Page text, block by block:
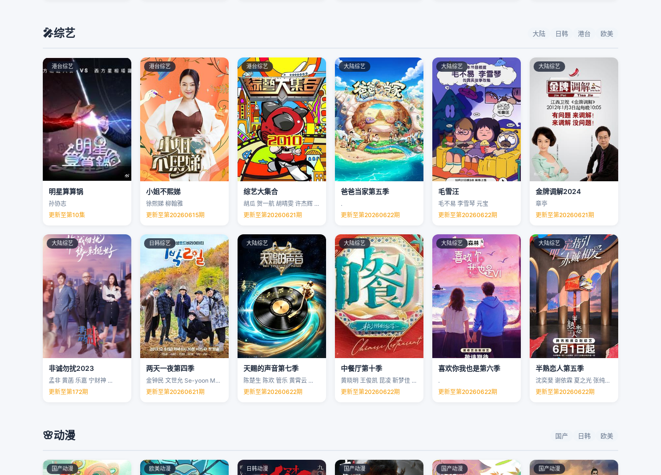
🎤综艺 大陆 日韩 港台 欧美
港台综艺
明星算算锅
孙协志
更新至第10集
港台综艺
小姐不熙娣
徐熙娣 柳翰雅
更新至第20260615期
港台综艺
综艺大集合
胡瓜 贺一航 胡晴雯 许杰辉 …
更新至第20260621期
大陆综艺
爸爸当家第五季
.
更新至第20260622期
大陆综艺
毛雪汪
毛不易 李雪琴 元宝
更新至第20260622期
大陆综艺
金牌调解2024
章亭
更新至第20260621期
大陆综艺
非诚勿扰2023
孟非 黄菡 乐嘉 宁财神 …
更新至第172期
日韩综艺
两天一夜第四季
金钟民 文世允 Se-yoon Moon …
更新至第20260621期
大陆综艺
天赐的声音第七季
陈楚生 陈欢 管乐 黄霄云 …
更新至第20260622期
大陆综艺
中餐厅第十季
黄晓明 王俊凯 昆凌 靳梦佳 …
更新至第20260622期
大陆综艺
喜欢你我也是第六季
.
更新至第20260622期
大陆综艺
半熟恋人第五季
沈奕斐 谢依霖 夏之光 张纯烨 …
更新至第20260622期
🌸动漫 国产 日韩 欧美
国产动漫 欧美动漫 日韩动漫 国产动漫 国产动漫 国产动漫